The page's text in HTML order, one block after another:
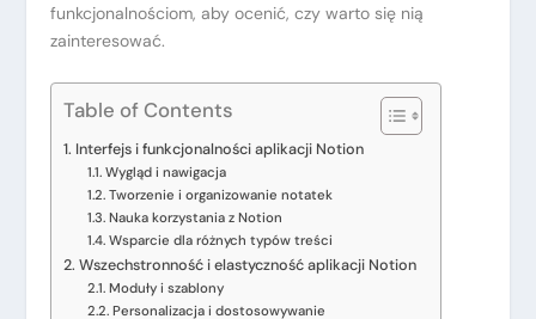
funkcjonalnościom, aby ocenić, czy warto się nią
zainteresować.
Table of Contents
Interfejs i funkcjonalności aplikacji Notion
Wygląd i nawigacja
Tworzenie i organizowanie notatek
Nauka korzystania z Notion
Wsparcie dla różnych typów treści
Wszechstronność i elastyczność aplikacji Notion
Moduły i szablony
Personalizacja i dostosowywanie